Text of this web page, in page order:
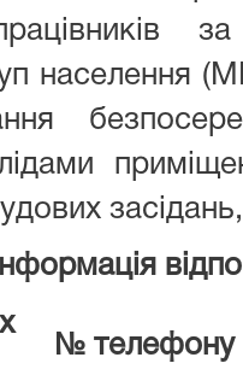
населення
№ телефону